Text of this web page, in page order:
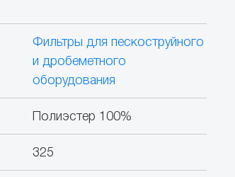
Фильтры для пескоструйного
и дробеметного
оборудования
Полиэстер 100%
325